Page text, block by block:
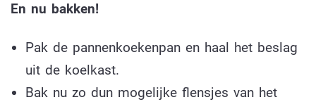
En nu bakken!
Pak de pannenkoekenpan en haal het beslag
uit de koelkast.
Bak nu zo dun mogelijke flensjes van het